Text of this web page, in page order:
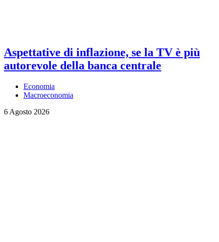
Aspettative di inflazione, se la TV è più
autorevole della banca centrale
Economia
Macroeconomia
6 Agosto 2026